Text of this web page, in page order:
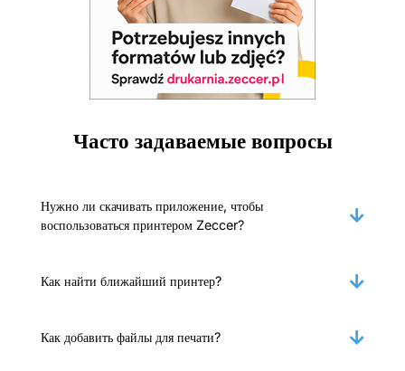
Часто задаваемые вопросы
Нужно ли скачивать приложение, чтобы
воспользоваться принтером Zeccer?
Как найти ближайший принтер?
Как добавить файлы для печати?